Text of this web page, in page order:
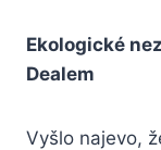
Ekologické
Dealem
Vyšlo najevo,